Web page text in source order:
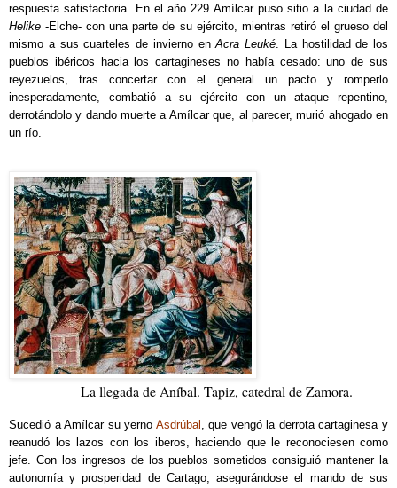
respuesta satisfactoria. En el año 229 Amílcar puso sitio a la ciudad de
Helike -Elche- con una parte de su ejército, mientras retiró el grueso del
mismo a sus cuarteles de invierno enAcra Leuké . La hostilidad de los
pueblos ibéricos hacia los cartagineses no había cesado: uno de sus
reyezuelos, tras concertar con el general un pacto y romperlo
inesperadamente, combatió a su ejército con un ataque repentino,
derrotándolo y dando muerte a Amílcar que, al parecer, murió ahogado en
un río.
La llegada de Aníbal. Tapiz, catedral de Zamora.
Sucedió a Amílcar su yerno Asdrúbal , que vengó la derrota cartaginesa y
reanudó los lazos con los iberos, haciendo que le reconociesen como
jefe. Con los ingresos de los pueblos sometidos consiguió mantener la
autonomía y prosperidad de Cartago, asegurándose el mando de sus